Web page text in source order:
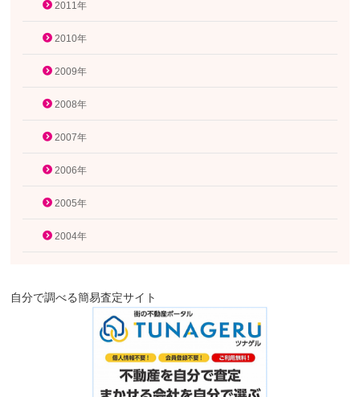
2011年
2010年
2009年
2008年
2007年
2006年
2005年
2004年
自分で調べる簡易査定サイト